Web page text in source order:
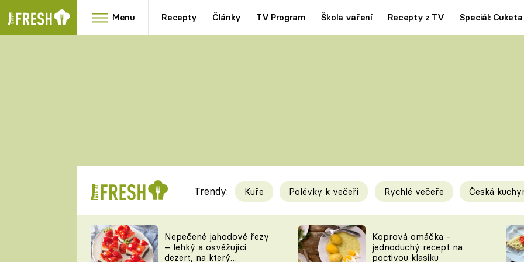
Menu Recepty Články TV Program Škola vaření Recepty z TV Speciál: Cuketa
RYCHLOVKY
Videorecepty
TEĎ VAŘÍ ŠÉF!
Tipy a triky
KAM ZA JÍDLEM
Trendy: Kuře Polévky k večeři Rychlé večeře Česká
Nepečené jahodové řezy
– lehký a osvěžující
dezert, na který
Koprová omáčka -
jednoduchý recept na
poctivou klasiku